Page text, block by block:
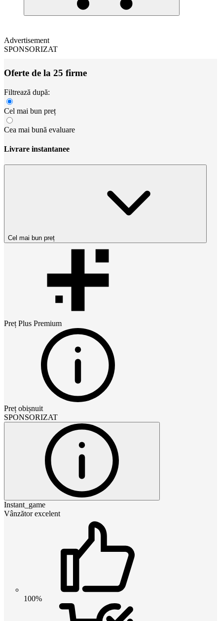
Advertisement
SPONSORIZAT
Oferte de la 25 firme
Filtrează după:
Cel mai bun preț
Cea mai bună evaluare
Livrare instantanee
Cel mai bun preț
Preț Plus Premium
Preț obișnuit
SPONSORIZAT
Instant_game
Vânzător excelent
100%